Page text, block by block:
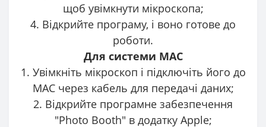
щоб увімкнути мікроскопа;
4. Відкрийте програму, і воно готове до
роботи.
Для системи MAC
1. Увімкніть мікроскоп і підключіть його до
MAC через кабель для передачі даних;
2. Відкрийте програмне забезпечення
"Photo Booth" в додатку Apple;